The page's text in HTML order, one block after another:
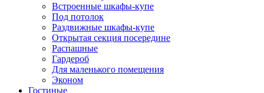
Встроенные шкафы-купе
Под потолок
Раздвижные шкафы-купе
Открытая секция посередине
Распашные
Гардероб
Для маленького помещения
Эконом
Гостиные